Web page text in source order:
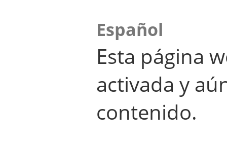
Español
Esta página
activada y
contenido.